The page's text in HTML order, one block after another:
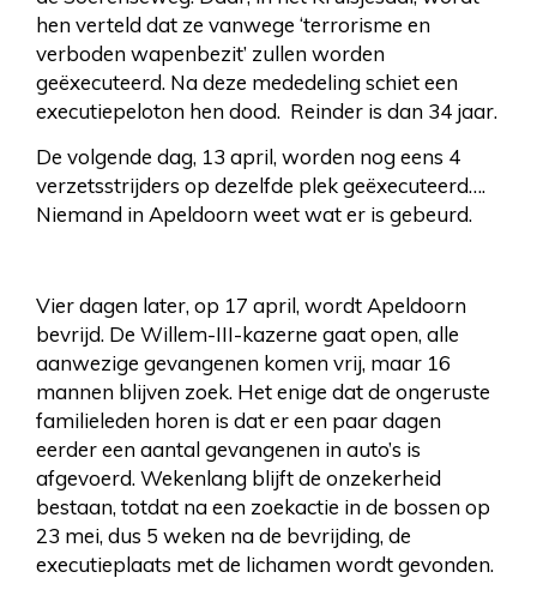
hen verteld dat ze vanwege ‘terrorisme en
verboden wapenbezit’ zullen worden
geëxecuteerd. Na deze mededeling schiet een
executiepeloton hen dood. Reinder is dan 34 jaar.
De volgende dag, 13 april, worden nog eens 4
verzetsstrijders op dezelfde plek geëxecuteerd….
Niemand in Apeldoorn weet wat er is gebeurd.
Vier dagen later, op 17 april, wordt Apeldoorn
bevrijd. De Willem-III-kazerne gaat open, alle
aanwezige gevangenen komen vrij, maar 16
mannen blijven zoek. Het enige dat de ongeruste
familieleden horen is dat er een paar dagen
eerder een aantal gevangenen in auto’s is
afgevoerd. Wekenlang blijft de onzekerheid
bestaan, totdat na een zoekactie in de bossen op
23 mei, dus 5 weken na de bevrijding, de
executieplaats met de lichamen wordt gevonden.